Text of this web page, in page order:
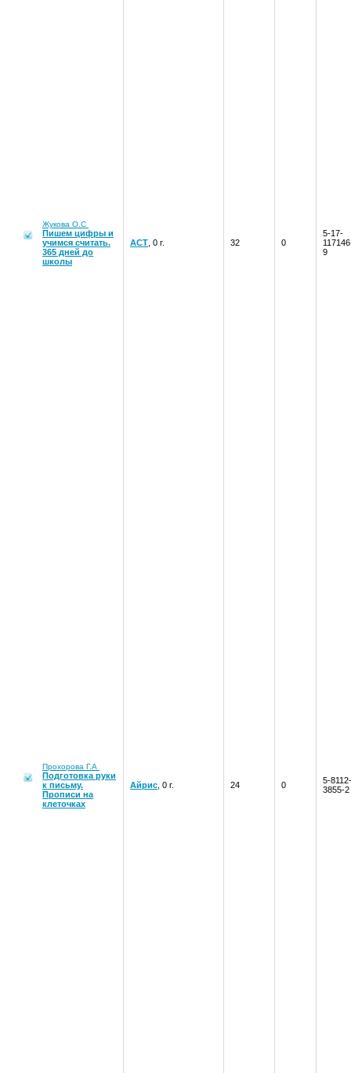
Жукова О.С
Пишем цифры и
учимся считать.
365 дней до
школы
АСТ , 0 г. 32 0
5-17-
9
Прохорова Г.А
Подготовка руки
к письму.
Прописи на
клеточках
Айрис , 0 г. 24 0
5-8112-
3855-2